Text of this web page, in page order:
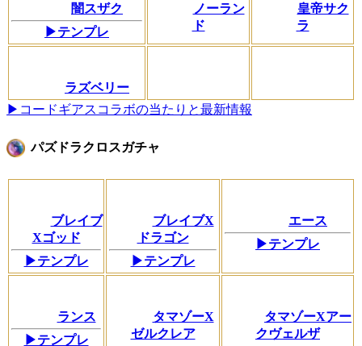
闇スザク
▶テンプレ
ノーラン
ド
皇帝サク
ラ
ラズベリー
▶コードギアスコラボの当たりと最新情報
パズドラクロスガチャ
ブレイブ
Xゴッド
▶テンプレ
ブレイブX
ドラゴン
▶テンプレ
エース
▶テンプレ
ランス
▶テンプレ
タマゾーX
ゼルクレア
タマゾーXアー
クヴェルザ